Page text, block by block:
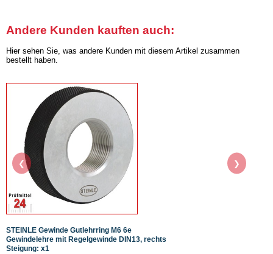
Andere Kunden kauften auch:
Hier sehen Sie, was andere Kunden mit diesem Artikel zusammen
bestellt haben.
STEINLE Gewinde Gutlehrring M6 6e
Gewindelehre mit Regelgewinde DIN13, rechts
Steigung: x1
❮ ❯